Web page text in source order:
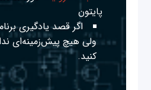
پایتون
اگر قصد یادگیری
ولی هیچ پیش‌زمینه‌ای
کنید.